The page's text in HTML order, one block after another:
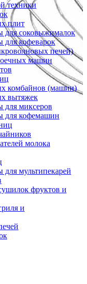
техники
плит
для соковыжималок
для кофеварок
печей)
машин
комбайнов (машин)
вытяжек
для миксеров
для кофемашин
молока
для мультипекарей
фруктов и
и